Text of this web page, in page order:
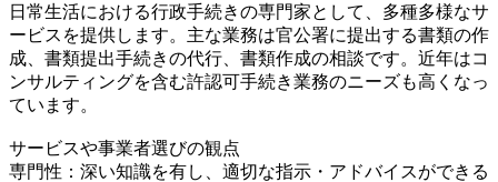
日常生活における行政手続きの専門家として、多種多様なサ
ービスを提供します。主な業務は官公署に提出する書類の作
成、書類提出手続きの代行、書類作成の相談です。近年はコ
ンサルティングを含む許認可手続き業務のニーズも高くなっ
ています。
サービスや事業者選びの観点
専門性：深い知識を有し、適切な指示・アドバイスができる